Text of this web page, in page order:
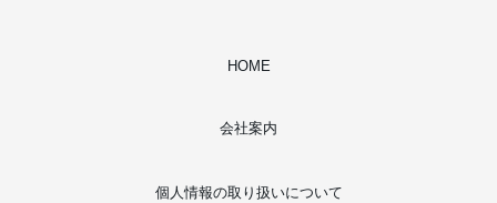
HOME
会社案内
個人情報の取り扱いについて